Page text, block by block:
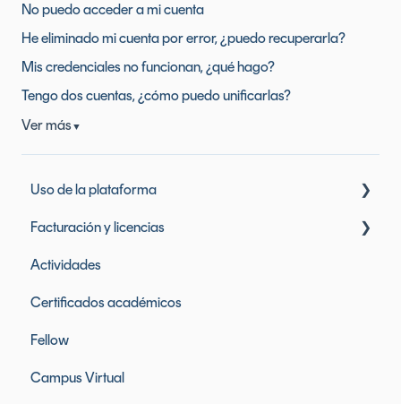
No puedo acceder a mi cuenta
He eliminado mi cuenta por error, ¿puedo recuperarla?
Mis credenciales no funcionan, ¿qué hago?
Tengo dos cuentas, ¿cómo puedo unificarlas?
Ver más▼
Uso de la plataforma
Mi perfil y datos personales
Mensajes
Mis notas
Eventos
Clases, contenidos y materiales
Facturación y licencias
Licencias de Founderz
Licencias de herramientas incluidas
Facturación y pagos
Actividades
Certificados académicos
Fellow
Campus Virtual